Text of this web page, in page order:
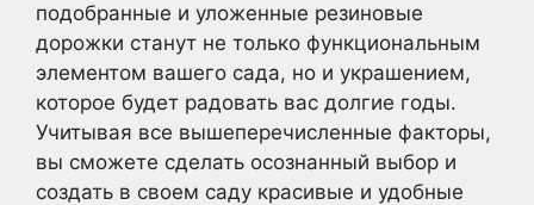
подобранные и уложенные резиновые
дорожки станут не только функциональным
элементом вашего сада, но и украшением,
которое будет радовать вас долгие годы.
Учитывая все вышеперечисленные факторы,
вы сможете сделать осознанный выбор и
создать в своем саду красивые и удобные